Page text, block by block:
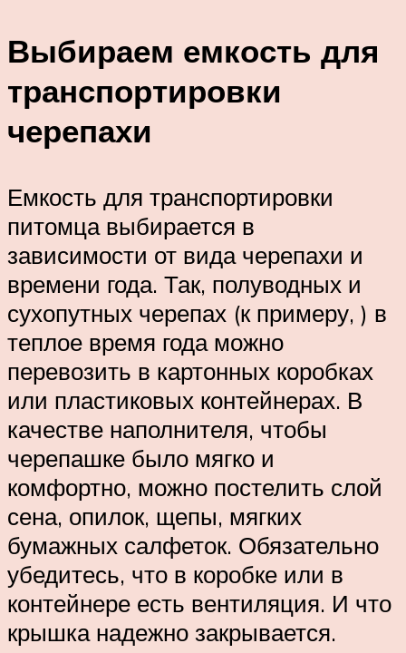
Выбираем емкость для
транспортировки
черепахи
Емкость для транспортировки
питомца выбирается в
зависимости от вида черепахи и
времени года. Так, полуводных и
сухопутных черепах (к примеру, ) в
теплое время года можно
перевозить в картонных коробках
или пластиковых контейнерах. В
качестве наполнителя, чтобы
черепашке было мягко и
комфортно, можно постелить слой
сена, опилок, щепы, мягких
бумажных салфеток. Обязательно
убедитесь, что в коробке или в
контейнере есть вентиляция. И что
крышка надежно закрывается.